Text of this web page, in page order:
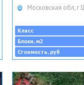
Московская обл, г
Класс
Блоки, м2
Стоимость, руб